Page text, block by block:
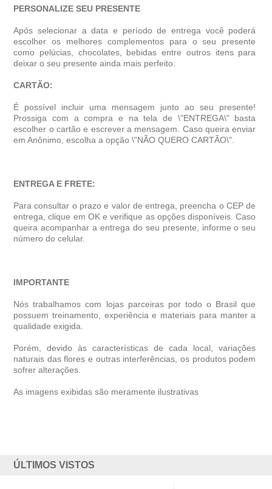
PERSONALIZE SEU PRESENTE
Após selecionar a data e período de entrega você poder
escolher os melhores complementos para o seu presente
como pelúcias, chocolates, bebidas entre outros itens para
deixar o seu presente ainda mais perfeito.
CARTÃO:
É possível incluir uma mensagem junto ao seu presente!
Prossiga com a compra e na tela de \"ENTREGA\" basta
escolher o cartão e escrever a mensagem. Caso queira enviar
em Anônimo, escolha a opção \"NÃO QUERO CARTÃO\".
ENTREGA E FRETE:
Para consultar o prazo e valor de entrega, preencha o CEP de
entrega, clique em OK e verifique as opções disponíveis. Caso
queira acompanhar a entrega do seu presente, informe o seu
número do celular.
IMPORTANTE
Nós trabalhamos com lojas parceiras por todo o Brasil que
possuem treinamento, experiência e materiais para manter a
qualidade exigida.
Porém, devido às características de cada local, variações
naturais das flores e outras interferências, os produtos podem
sofrer alterações.
As imagens exibidas são meramente ilustrativas
ÚLTIMOS VISTOS